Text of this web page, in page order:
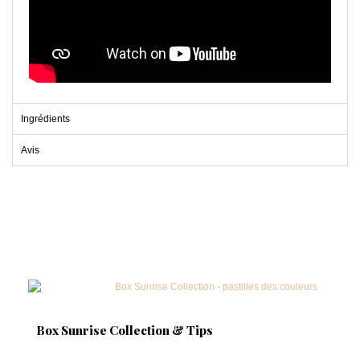
Ingrédients
Avis
Box Sunrise Collection & Tips